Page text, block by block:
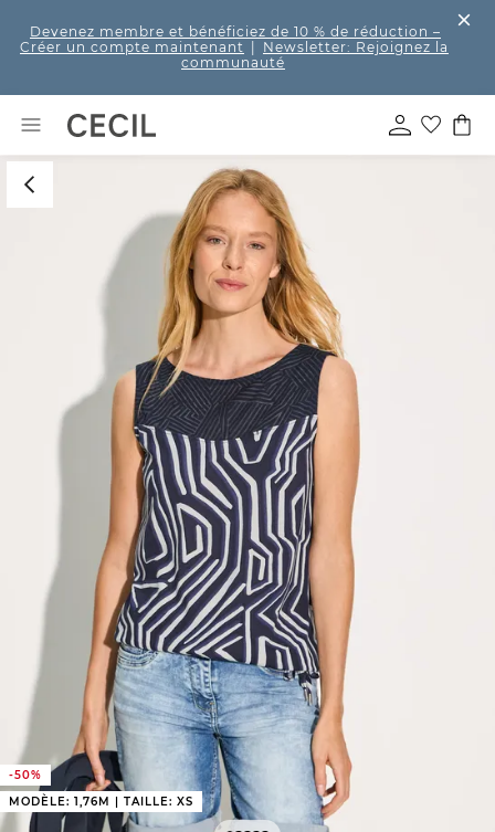
Devenez membre et bénéficiez de 10 % de réduction –
Créer un compte maintenant
Newsletter: Rejoignez la
communauté
-50%
MODÈLE: 1,76M | TAILLE: XS